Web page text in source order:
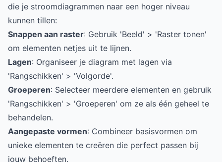
die je stroomdiagrammen naar een hoger niveau
kunnen tillen:
Snappen aan raster: Gebruik 'Beeld' > 'Raster tonen'
om elementen netjes uit te lijnen.
Lagen: Organiseer je diagram met lagen via
'Rangschikken' > 'Volgorde'.
Groeperen: Selecteer meerdere elementen en gebruik
'Rangschikken' > 'Groeperen' om ze als één geheel te
behandelen.
Aangepaste vormen: Combineer basisvormen om
unieke elementen te creëren die perfect passen bij
jouw behoeften.